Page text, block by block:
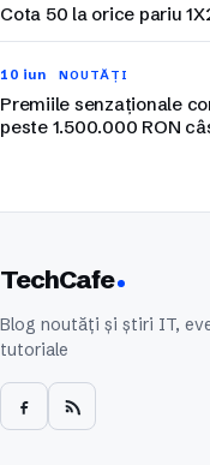
Cota 50 la orice pariu
10 iun NOUTĂȚI
Premiile senzaționale
peste 1.500.000 RON
TechCafe
Blog noutăți și știri IT,
tutoriale